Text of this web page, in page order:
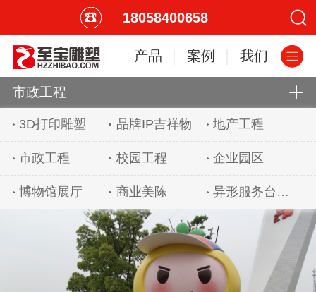
18058400658
产品 案例 我们
市政工程
3D打印雕塑 品牌IP吉祥物 地产工程
市政工程 校园工程 企业园区
博物馆展厅 商业美陈 异形服务台吧台